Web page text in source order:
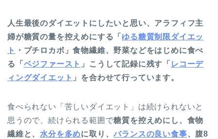
人生最後のダイエットにしたいと思い、アラフィフ主
婦が糖質の量を控えめにする「 ゆる糖質制限ダイエッ
ト
・プチロカボ」食物繊維、野菜などをはじめに食べ
る「 ベジファースト 」こうして記録に残す「 レコーデ
ィングダイエット 」を合わせて行っています。
食べられない「苦しいダイエット」は続けられないと
思うので、続けられる範囲で糖質を控えめにし、食物
繊維と、 水分を多めに取り、バランスの良い食事、腹8